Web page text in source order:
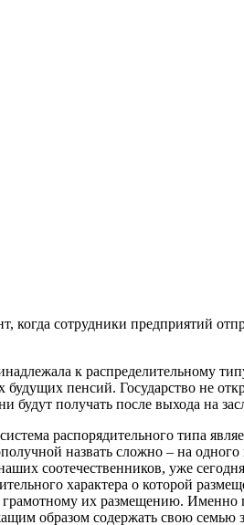
когда сотрудники предприятий
к распределительному
пенсий. Государство не
будут получать после выхода на
распорядительного типа
назвать сложно – на
соотечественников, уже
характера о которой
их размещению. Именно
образом содержать свою семью